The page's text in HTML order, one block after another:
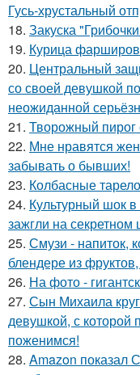
Гусь-хрустальный
18. Закуска
19. Курица
20. Центральный
со своей девушкой
неожиданной
21. Творожный пирог
22. Мне нравятся
забывать о бывших!
23. Колбасные
24. Культурный шок
зажгли на секретном
25. Смузи - напиток,
блендере из
26. На фото -
27. Сын Михаила
девушкой, с которой
поженимся!
28. Amazon показал